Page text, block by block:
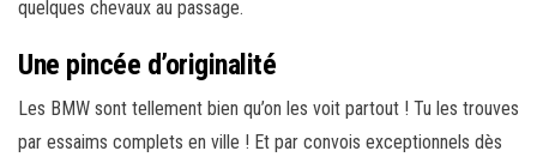
quelques chevaux au passage.
Une pincée d’originalité
Les BMW sont tellement bien qu’on les voit partout ! Tu les trouves
par essaims complets en ville ! Et par convois exceptionnels dès